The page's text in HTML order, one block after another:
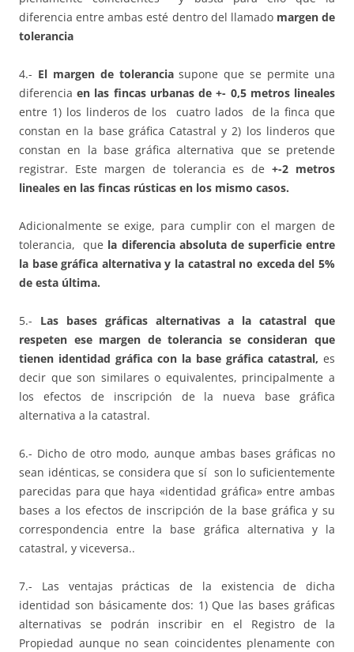
diferencia entre ambas esté dentro del llamado margen de
tolerancia
4.- El margen de toleranciasupone que se permite una
diferenciaen las fincas urbanas de +- 0,5 metros lineales
entre 1) los linderos de los cuatro lados de la finca que
constan en la base gráfica Catastral y 2) los linderos que
constan en la base gráfica alternativa que se pretende
registrar. Este margen de tolerancia es de+-2 metros
lineales en las fincas rústicas en los mismo casos.
Adicionalmente se exige, para cumplir con el margen de
tolerancia, que la diferencia absoluta de superficie entre
la base gráfica alternativa y la catastral no exceda del 5%
de esta última.
5.- Las bases gráficas alternativas a la catastral que
respeten ese margen de tolerancia se consideran que
tienen identidad gráfica con la base gráfica catastral, es
decir que son similares o equivalentes, principalmente a
los efectos de inscripción de la nueva base gráfica
alternativa a la catastral.
6.- Dicho de otro modo, aunque ambas bases gráficas no
sean idénticas, se considera que sí son lo suficientemente
parecidas para que haya «identidad gráfica» entre ambas
bases a los efectos de inscripción de la base gráfica y su
correspondencia entre la base gráfica alternativa y la
catastral, y viceversa..
7.- Las ventajas prácticas de la existencia de dicha
identidad son básicamente dos: 1) Que las bases gráficas
alternativas se podrán inscribir en el Registro de la
Propiedad aunque no sean coincidentes plenamente con